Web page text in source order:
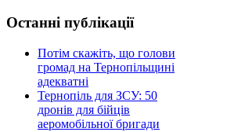
Останні публікації
Потім скажіть, що голови
громад на Тернопільщині
адекватні
Тернопіль для ЗСУ: 50
дронів для бійців
аеромобільної бригади